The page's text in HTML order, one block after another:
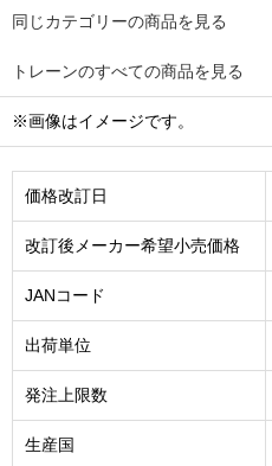
同じカテゴリーの商品を見る
トレーンのすべての商品を見る
※画像はイメージです。
価格改訂日
改訂後メーカー希望小売価格
JANコード
出荷単位
発注上限数
生産国